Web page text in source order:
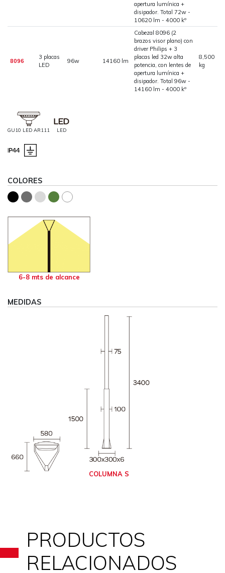
apertura lumínica +
disipador. Total 72w -
10620 lm - 4000 kº
8096
3 placas
LED
96w 14160 lm
Cabezal 8096 (2
brazos visor plano) con
driver Philips + 3
placas led 32w alta
potencia, con lentes de
apertura lumínica +
disipador. Total 96w -
14160 lm - 4000 kº
8,500
kg
GU10 LED AR111 LED
COLORES
6-8 mts de alcance
MEDIDAS
COLUMNA S
PRODUCTOS
RELACIONADOS